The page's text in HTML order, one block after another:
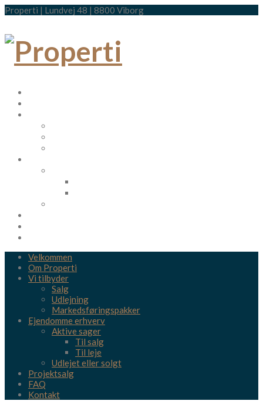
Properti | Lundvej 48 | 8800 Viborg
Velkommen
Om Properti
Vi tilbyder
Salg
Udlejning
Markedsføringspakker
Ejendomme erhverv
Aktive sager
Til salg
Til leje
Udlejet eller solgt
Projektsalg
FAQ
Kontakt